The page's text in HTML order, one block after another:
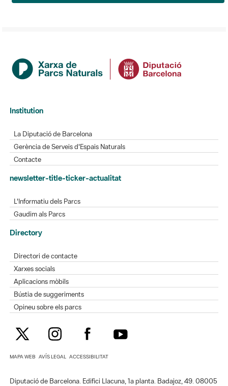
Institution
La Diputació de Barcelona
Gerència de Serveis d'Espais Naturals
Contacte
newsletter-title-ticker-actualitat
L'Informatiu dels Parcs
Gaudim als Parcs
Directory
Directori de contacte
Xarxes socials
Aplicacions mòbils
Bústia de suggeriments
Opineu sobre els parcs
MAPA WEB AVÍS LEGAL ACCESSIBILITAT
Diputació de Barcelona. Edifici Llacuna, 1a planta. Badajoz, 49. 08005